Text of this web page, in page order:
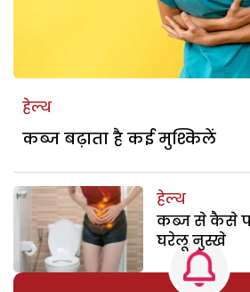
हेल्थ
कब्ज बढ़ाता है कई मुश्किलें
हेल्थ
कब्ज से कैसे
घरेलू नुस्खे